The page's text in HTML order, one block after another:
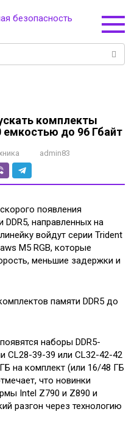
комплекты
емкостью до 96 Гбайт
admin83
появления
направленных на
войдут серии Trident
M5 RGB, которые
меньшие задержки и
наборы DDR5-
CL28-39-39 или CL32-42-42
на комплект (или 16/48 ГБ
что новинки
Intel Z790 и Z890 и
разгон через технологию